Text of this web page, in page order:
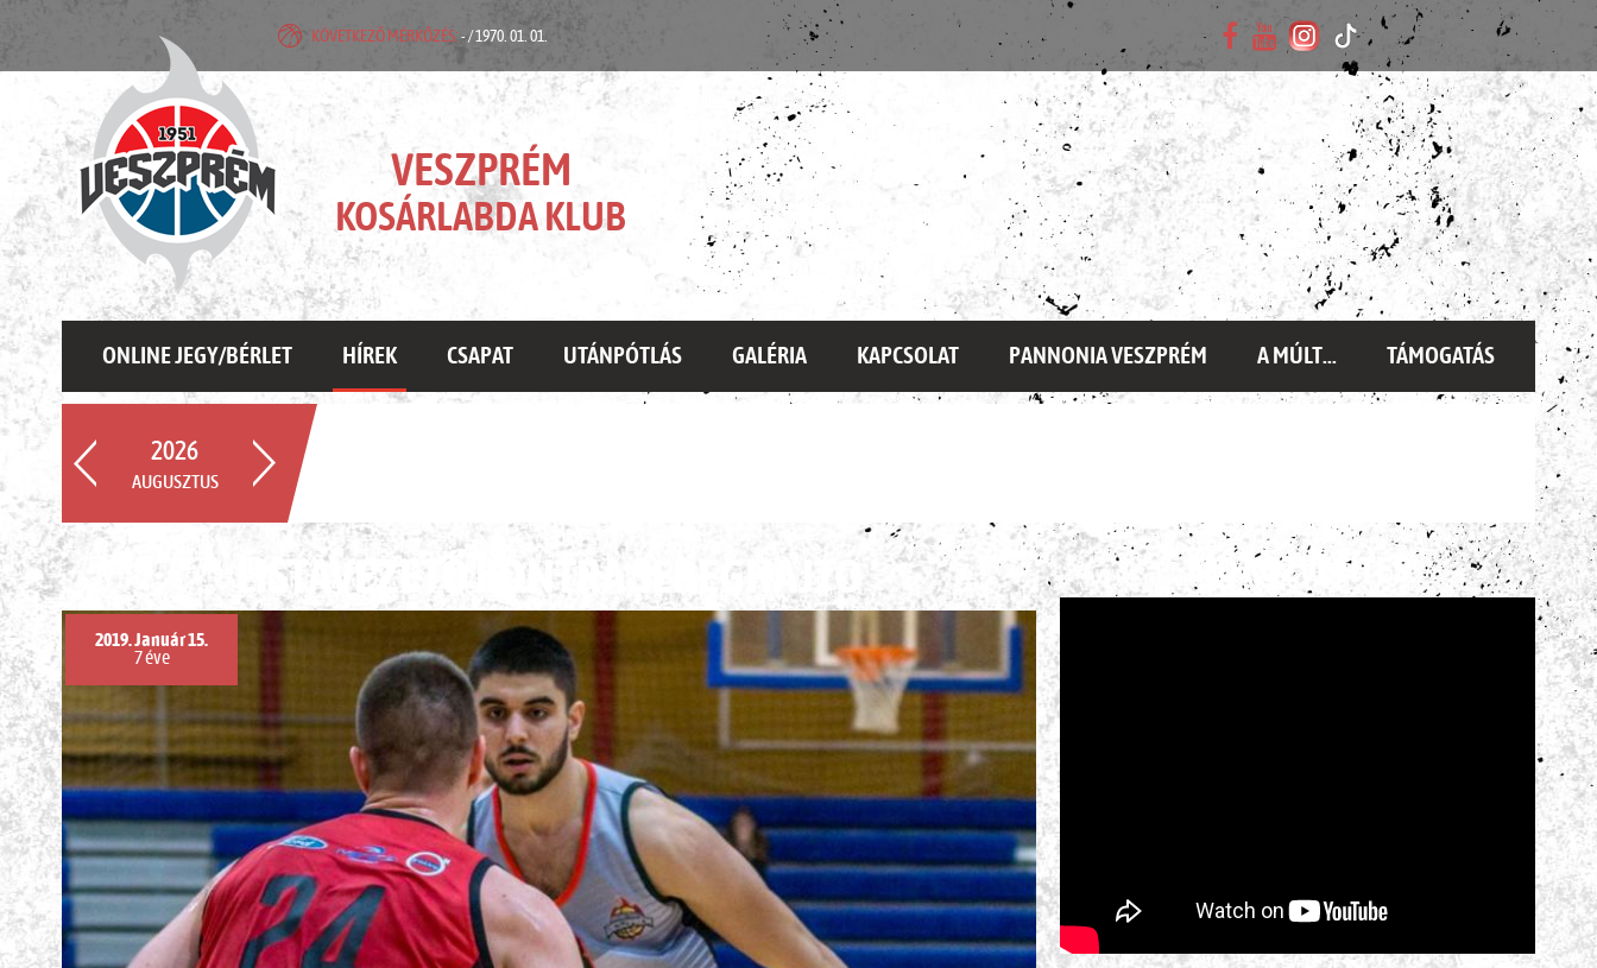
KÖVETKEZŐ MÉRKŐZÉS: - / 1970. 01. 01.
VESZPRÉM
KOSÁRLABDA KLUB
ONLINE JEGY/BÉRLET HÍREK CSAPAT UTÁNPÓTLÁS GALÉRIA KAPCSOLAT PANNONIA VESZPRÉM A MÚLT... TÁMOGATÁS
2026
AUGUSZTUS
LISTAVEZETŐ KONTRA SEREGHAJTÓ
2019. Január 15.
7 éve
ÉLŐ KÖZVETÍTÉS